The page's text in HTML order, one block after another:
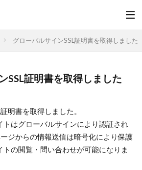
グローバルサインSSL証明書を取得しました
SSL証明書を取得しました
明書を取得しました。
トはグローバルサインにより認証され
ジからの情報送信は暗号化により保護
トの閲覧・問い合わせが可能になりま